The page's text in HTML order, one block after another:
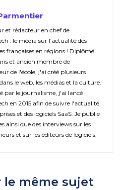
et rédacteur en chef de
: le média sur l’actualité des
françaises en régions ! Diplômé
et ancien membre de
de l'école, j'ai créé plusieurs
le web, les médias et la culture.
par le journalisme, j'ai lancé
en 2015 afin de suivre l'actualité
et des logiciels SaaS. Je publie
ainsi que des interviews sur les
et sur les éditeurs de logiciels.
le même sujet